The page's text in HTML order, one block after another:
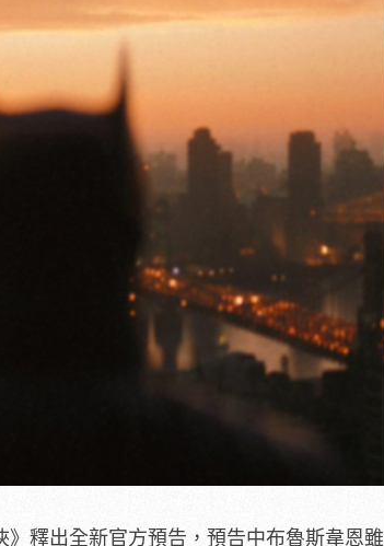
釋出全新官方預告，預告中布魯斯韋恩雖